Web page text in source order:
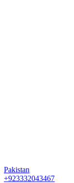
Pakistan
+923332043467